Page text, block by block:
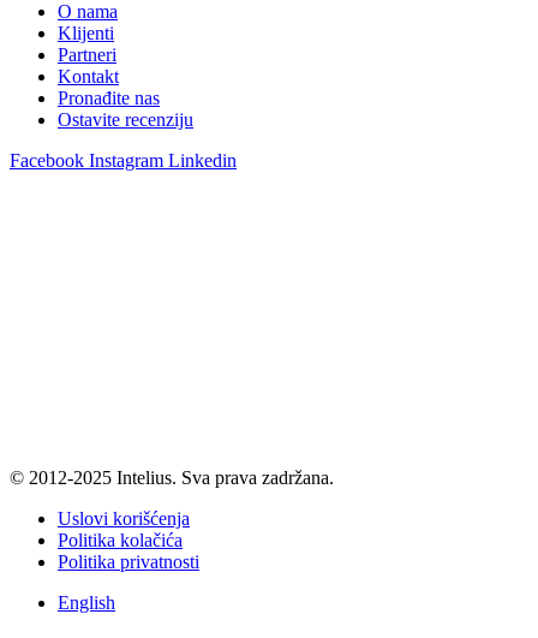
O nama
Klijenti
Partneri
Kontakt
Pronađite nas
Ostavite recenziju
Facebook Instagram Linkedin
© 2012-2025 Intelius. Sva prava zadržana.
Uslovi korišćenja
Politika kolačića
Politika privatnosti
English